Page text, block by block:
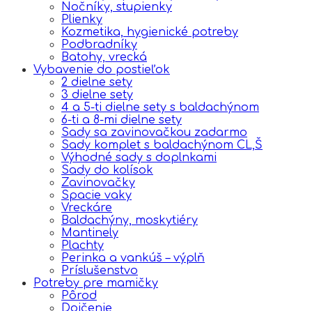
Nočníky, stupienky
Plienky
Kozmetika, hygienické potreby
Podbradníky
Batohy, vrecká
Vybavenie do postieľok
2 dielne sety
3 dielne sety
4 a 5-ti dielne sety s baldachýnom
6-ti a 8-mi dielne sety
Sady sa zavinovačkou zadarmo
Sady komplet s baldachýnom CL,Š
Výhodné sady s doplnkami
Sady do kolísok
Zavinovačky
Spacie vaky
Vreckáre
Baldachýny, moskytiéry
Mantinely
Plachty
Perinka a vankúš – výplň
Príslušenstvo
Potreby pre mamičky
Pôrod
Dojčenie